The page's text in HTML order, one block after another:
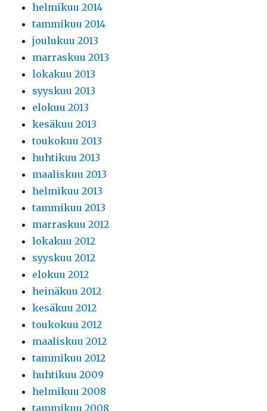
helmikuu 2014
tammikuu 2014
joulukuu 2013
marraskuu 2013
lokakuu 2013
syyskuu 2013
elokuu 2013
kesäkuu 2013
toukokuu 2013
huhtikuu 2013
maaliskuu 2013
helmikuu 2013
tammikuu 2013
marraskuu 2012
lokakuu 2012
syyskuu 2012
elokuu 2012
heinäkuu 2012
kesäkuu 2012
toukokuu 2012
maaliskuu 2012
tammikuu 2012
huhtikuu 2009
helmikuu 2008
tammikuu 2008